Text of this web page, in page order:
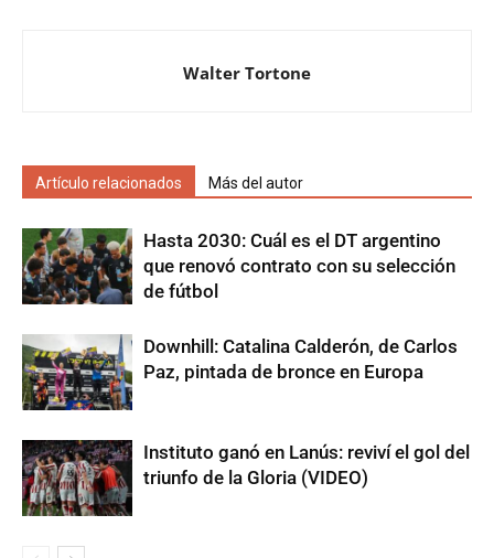
Walter Tortone
Artículo relacionados Más del autor
Hasta 2030: Cuál es el DT argentino
que renovó contrato con su selección
de fútbol
Downhill: Catalina Calderón, de Carlos
Paz, pintada de bronce en Europa
Instituto ganó en Lanús: reviví el gol del
triunfo de la Gloria (VIDEO)